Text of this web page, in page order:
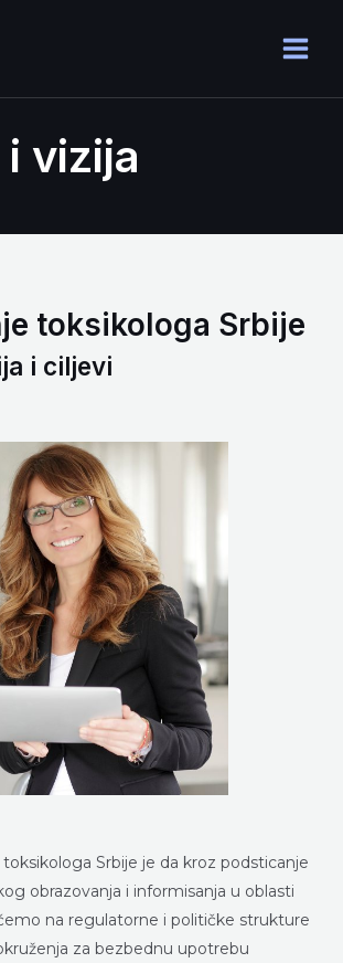
vizija
toksikologa Srbije
i ciljevi
toksikologa Srbije je da kroz podsticanje
obrazovanja i informisanja u oblasti
na regulatorne i političke strukture
za bezbednu upotrebu